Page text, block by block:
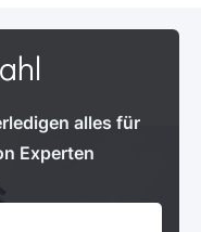
alles für
Experten